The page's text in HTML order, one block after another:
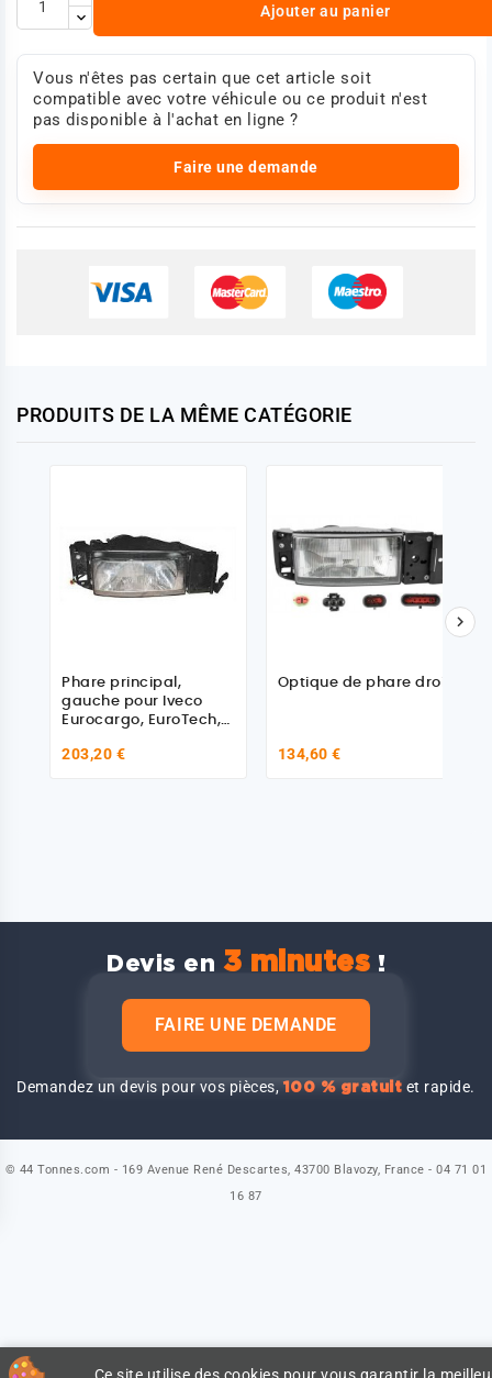
Ajouter au panier
Vous n'êtes pas certain que cet article soit
compatible avec votre véhicule ou ce produit n'est
pas disponible à l'achat en ligne ?
Faire une demande
PRODUITS DE LA MÊME CATÉGORIE
Phare principal,
gauche pour Iveco
Eurocargo, EuroTech,
203,20 €
Optique de phare droit
134,60 €

Devis en 3 minutes !
FAIRE UNE DEMANDE
Demandez un devis pour vos pièces,100 % gratuit et rapide.
© 44 Tonnes.com - 169 Avenue René Descartes, 43700 Blavozy, France - 04 71 01
16 87